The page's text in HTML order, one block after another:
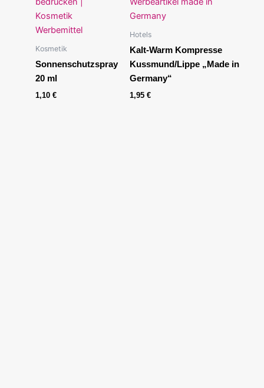
Kosmetik
Sonnenschutzspray
20 ml
1,10 €
Hotels
Kalt-Warm Kompresse
Kussmund/Lippe „Made in
Germany“
1,95 €